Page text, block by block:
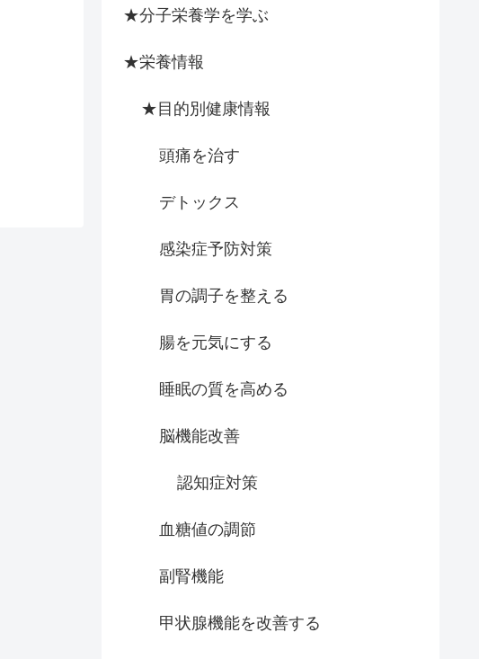
★分子栄養学を学ぶ
★栄養情報
★目的別健康情報
頭痛を治す
デトックス
感染症予防対策
胃の調子を整える
腸を元気にする
睡眠の質を高める
脳機能改善
認知症対策
血糖値の調節
副腎機能
甲状腺機能を改善する